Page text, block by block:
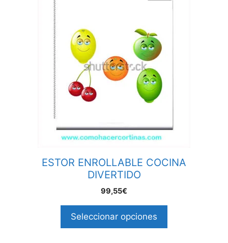
ESTOR ENROLLABLE COCINA
DIVERTIDO
99,55€
Seleccionar opciones